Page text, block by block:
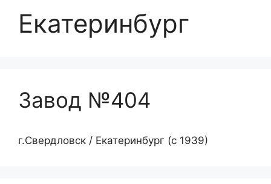
Екатеринбург
Завод №404
г.Свердловск / Екатеринбург (с 1939)